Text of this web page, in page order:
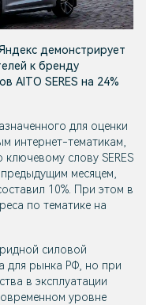
демонстрирует
к бренду
AITO SERES на 24%
для оценки
интернет-тематикам,
слову SERES
месяцем,
10%. При этом в
по тематике на
силовой
для рынка РФ, но при
в эксплуатации
уровне